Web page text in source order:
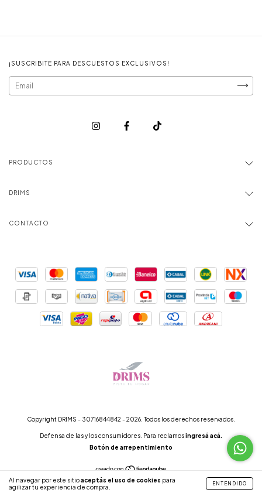
Al navegar por este sitioaceptás el uso de cookies para
agilizar tu experiencia de compra.
ENTENDIDO
¡SUSCRIBITE PARA DESCUESTOS EXCLUSIVOS!
PRODUCTOS
DRIMS
CONTACTO
Copyright DRIMS - 30716844842 - 2026. Todos los derechos reservados.
Defensa de las y los consumidores. Para reclamosingresá acá.
Botón de arrepentimiento